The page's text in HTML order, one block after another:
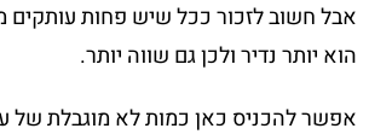
הוא יותר נדיר ולכן גם שווה יותר.
אפשר להכניס כאן כמות לא מוגבלת של